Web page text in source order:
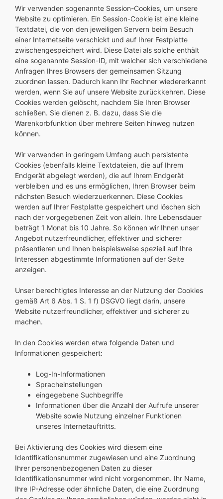
Wir verwenden sogenannte Session-Cookies, um unsere
Website zu optimieren. Ein Session-Cookie ist eine kleine
Textdatei, die von den jeweiligen Servern beim Besuch
einer Internetseite verschickt und auf Ihrer Festplatte
zwischengespeichert wird. Diese Datei als solche enthält
eine sogenannte Session-ID, mit welcher sich verschiedene
Anfragen Ihres Browsers der gemeinsamen Sitzung
zuordnen lassen. Dadurch kann Ihr Rechner wiedererkannt
werden, wenn Sie auf unsere Website zurückkehren. Diese
Cookies werden gelöscht, nachdem Sie Ihren Browser
schließen. Sie dienen z. B. dazu, dass Sie die
Warenkorbfunktion über mehrere Seiten hinweg nutzen
können.
Wir verwenden in geringem Umfang auch persistente
Cookies (ebenfalls kleine Textdateien, die auf Ihrem
Endgerät abgelegt werden), die auf Ihrem Endgerät
verbleiben und es uns ermöglichen, Ihren Browser beim
nächsten Besuch wiederzuerkennen. Diese Cookies
werden auf Ihrer Festplatte gespeichert und löschen sich
nach der vorgegebenen Zeit von allein. Ihre Lebensdauer
beträgt 1 Monat bis 10 Jahre. So können wir Ihnen unser
Angebot nutzerfreundlicher, effektiver und sicherer
präsentieren und Ihnen beispielsweise speziell auf Ihre
Interessen abgestimmte Informationen auf der Seite
anzeigen.
Unser berechtigtes Interesse an der Nutzung der Cookies
gemäß Art 6 Abs. 1 S. 1 f) DSGVO liegt darin, unsere
Website nutzerfreundlicher, effektiver und sicherer zu
machen.
In den Cookies werden etwa folgende Daten und
Informationen gespeichert:
Log-In-Informationen
Spracheinstellungen
eingegebene Suchbegriffe
Informationen über die Anzahl der Aufrufe unserer
Website sowie Nutzung einzelner Funktionen
unseres Internetauftritts.
Bei Aktivierung des Cookies wird diesem eine
Identifikationsnummer zugewiesen und eine Zuordnung
Ihrer personenbezogenen Daten zu dieser
Identifikationsnummer wird nicht vorgenommen. Ihr Name,
Ihre IP-Adresse oder ähnliche Daten, die eine Zuordnung